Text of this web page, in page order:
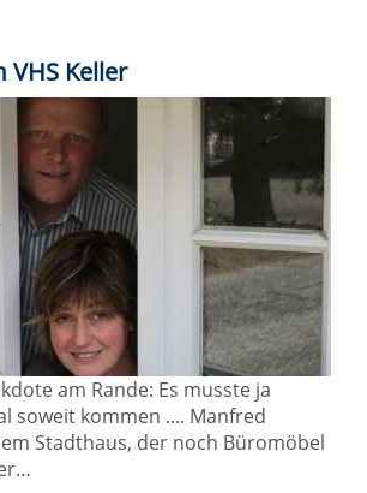
VHS Keller
am Rande: Es musste ja
soweit kommen .... Manfred
Stadthaus, der noch Büromöbel